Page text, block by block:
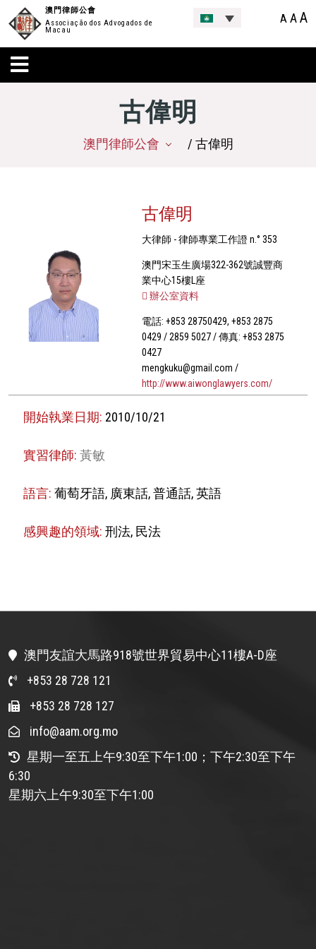
澳門律師公會
Associação dos Advogados de
Macau
A AA
古偉明
澳門律師公會 / 古偉明
古偉明
大律師 - 律師專業工作證 n.° 353
澳門宋玉生廣場322-362號誠豐商
業中心15樓L座
辦公室資料
電話: +853 28750429, +853 2875
0429 / 2859 5027 / 傳真: +853 2875
0427
mengkuku@gmail.com /
http://www.aiwonglawyers.com/
開始執業日期: 2010/10/21
實習律師:黃敏
語言:葡萄牙語, 廣東話, 普通話, 英語
感興趣的領域:刑法, 民法
澳門友誼大馬路918號世界貿易中心11樓A-D座
+853 28 728 121
+853 28 728 127
info@aam.org.mo
星期一至五上午9:30至下午1:00；下午2:30至下午
6:30
星期六上午9:30至下午1:00